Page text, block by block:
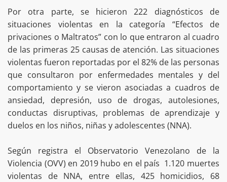
Por otra parte, se hicieron 222 diagnósticos de
situaciones violentas en la categoría “Efectos de
privaciones o Maltratos” con lo que entraron al cuadro
de las primeras 25 causas de atención. Las situaciones
violentas fueron reportadas por el 82% de las personas
que consultaron por enfermedades mentales y del
comportamiento y se vieron asociadas a cuadros de
ansiedad, depresión, uso de drogas, autolesiones,
conductas disruptivas, problemas de aprendizaje y
duelos en los niños, niñas y adolescentes (NNA).⁣
Según registra el Observatorio Venezolano de la
Violencia (OVV) en 2019 hubo en el país 1.120 muertes
violentas de NNA, entre ellas, 425 homicidios, 68